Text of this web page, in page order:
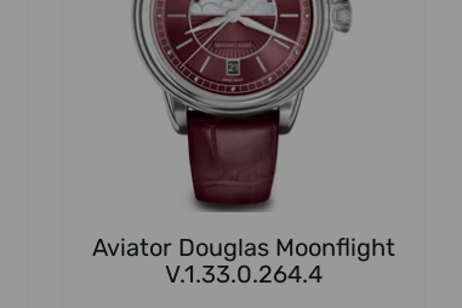
Aviator Douglas Moonflight
V.1.33.0.264.4